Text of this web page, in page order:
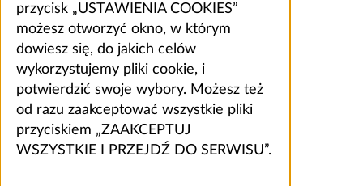
przycisk „USTAWIENIA COOKIES”
możesz otworzyć okno, w którym
dowiesz się, do jakich celów
wykorzystujemy pliki cookie, i
potwierdzić swoje wybory. Możesz też
od razu zaakceptować wszystkie pliki
przyciskiem „ZAAKCEPTUJ
WSZYSTKIE I PRZEJDŹ DO SERWISU”.